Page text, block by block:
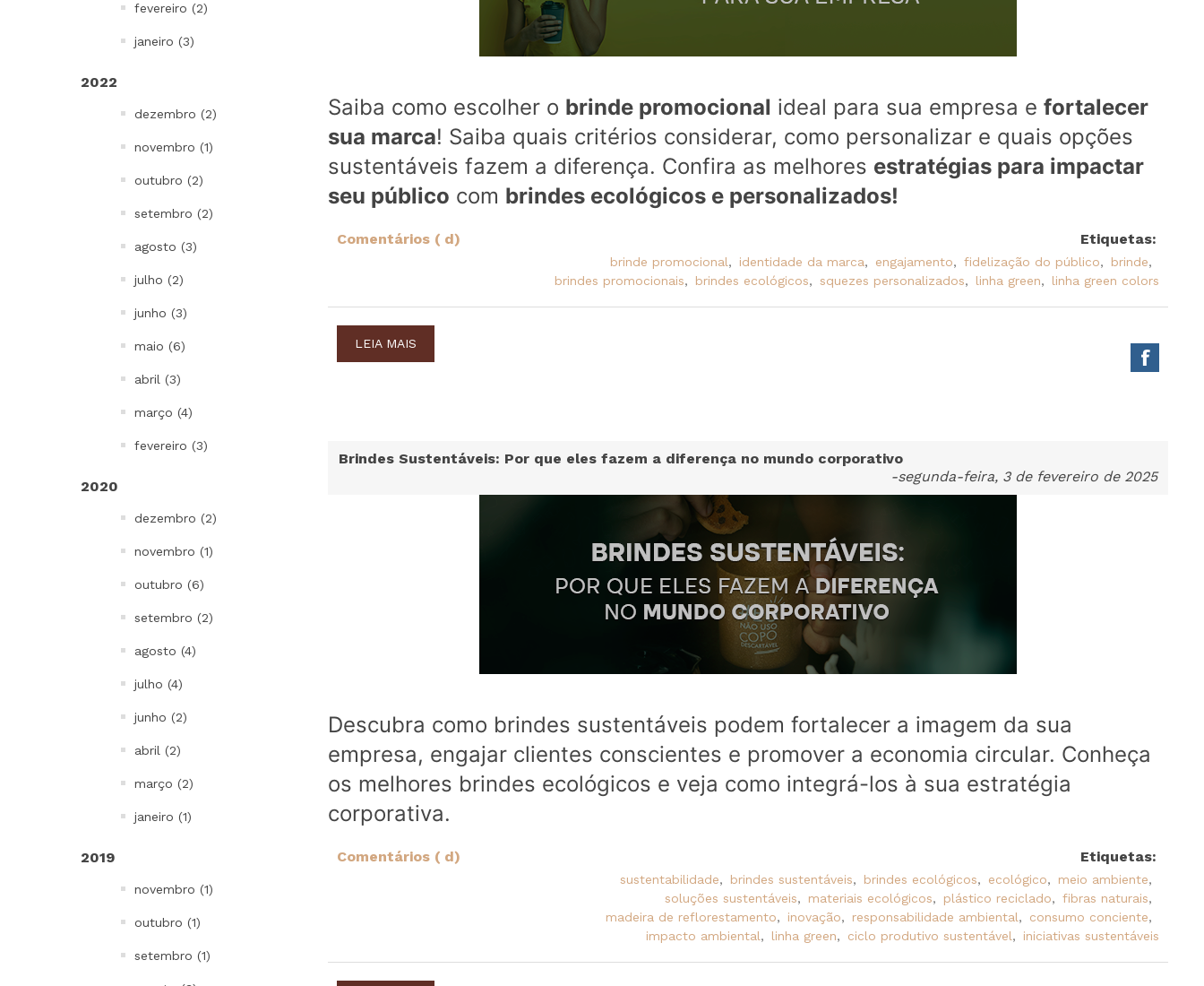
fevereiro (2)
janeiro (3)
2022
dezembro (2)
novembro (1)
outubro (2)
setembro (2)
agosto (3)
julho (2)
junho (3)
maio (6)
abril (3)
março (4)
fevereiro (3)
2020
dezembro (2)
novembro (1)
outubro (6)
setembro (2)
agosto (4)
julho (4)
junho (2)
abril (2)
março (2)
janeiro (1)
2019
novembro (1)
outubro (1)
setembro (1)
Saiba como escolher o brinde promocional ideal para sua empresa e fortalecer
sua marca! Saiba quais critérios considerar, como personalizar e quais opções
sustentáveis fazem a diferença. Confira as melhores estratégias para impactar
seu público com brindes ecológicos e personalizados!
Etiquetas:
brinde promocional, identidade da marca, engajamento, fidelização do público, brinde,
brindes promocionais, brindes ecológicos, squezes personalizados, linha green, linha green colors
Comentários ( d)
LEIA MAIS
Brindes Sustentáveis: Por que eles fazem a diferença no mundo corporativo
-segunda-feira, 3 de fevereiro de 2025
Descubra como brindes sustentáveis podem fortalecer a imagem da sua
empresa, engajar clientes conscientes e promover a economia circular. Conheça
os melhores brindes ecológicos e veja como integrá-los à sua estratégia
corporativa.
Etiquetas:
sustentabilidade, brindes sustentáveis, brindes ecológicos, ecológico, meio ambiente,
soluções sustentáveis, materiais ecológicos, plástico reciclado, fibras naturais,
madeira de reflorestamento, inovação, responsabilidade ambiental, consumo conciente,
impacto ambiental, linha green, ciclo produtivo sustentável, iniciativas sustentáveis
Comentários ( d)